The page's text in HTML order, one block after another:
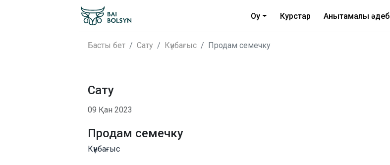
Оқу Курстар Анықтамалық
Басты бет Сату Күнбағыс Продам семечку
Сату
09 Қан 2023
Продам семечку
Күнбағыс